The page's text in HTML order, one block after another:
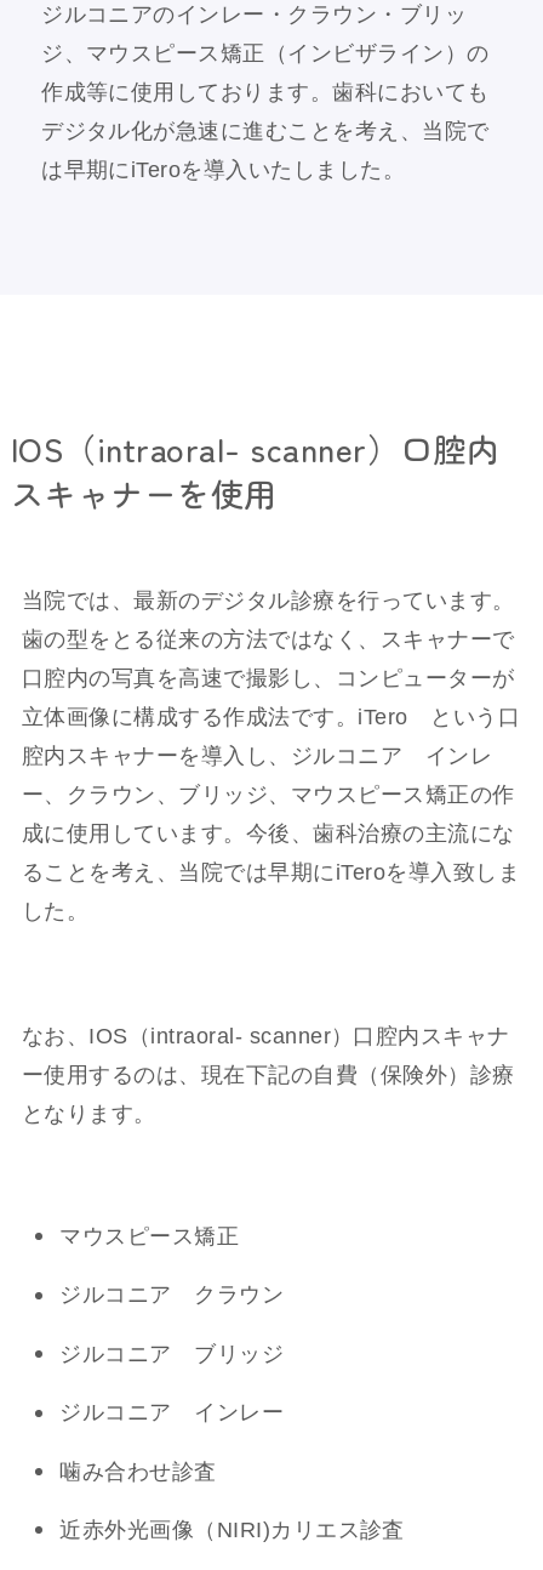
ジルコニアのインレー・クラウン・ブリッ
ジ、マウスピース矯正（インビザライン）の
作成等に使用しております。歯科においても
デジタル化が急速に進むことを考え、当院で
は早期にiTeroを導入いたしました。
IOS（intraoral- scanner）口腔内
スキャナーを使用
当院では、最新のデジタル診療を行っています。
歯の型をとる従来の方法ではなく、スキャナーで
口腔内の写真を高速で撮影し、コンピューターが
立体画像に構成する作成法です。iTero という口
腔内スキャナーを導入し、ジルコニア インレ
ー、クラウン、ブリッジ、マウスピース矯正の作
成に使用しています。今後、歯科治療の主流にな
ることを考え、当院では早期にiTeroを導入致しま
した。
なお、IOS（intraoral- scanner）口腔内スキャナ
ー使用するのは、現在下記の自費（保険外）診療
となります。
マウスピース矯正
ジルコニア クラウン
ジルコニア ブリッジ
ジルコニア インレー
噛み合わせ診査
近赤外光画像（NIRI)カリエス診査